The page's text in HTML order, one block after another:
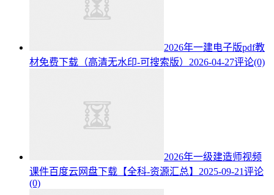
2026年一建电子版pdf教
材免费下载（高清无水印-可搜索版） 2026-04-27评论(0)
2026年一级建造师视频
课件百度云网盘下载【全科-资源汇总】 2025-09-21评论
(0)